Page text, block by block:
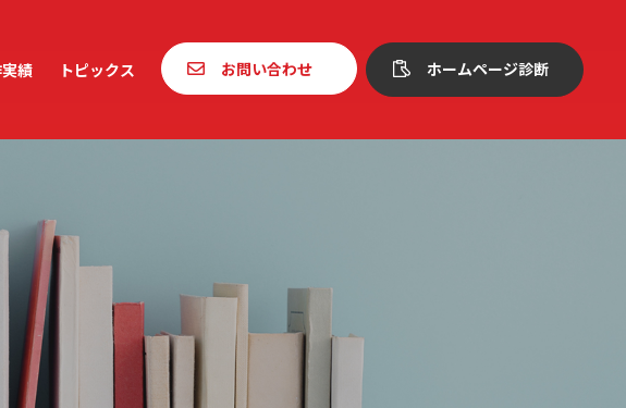
績 トピックス お問い合わせ ホームページ診断